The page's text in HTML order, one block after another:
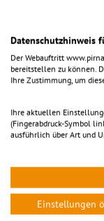
Fahrradgarage
Datenschutzhinweis
Der Webauftritt
bereitstellen zu können.
Ihre Zustimmung, um
Ihre aktuellen
(Fingerabdruck-Symbol
ausführlich über Art und
Einstellungen